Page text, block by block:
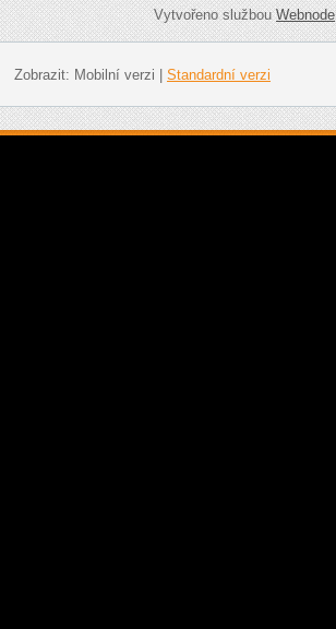
Vytvořeno službouWebnode
Zobrazit: Mobilní verzi Standardní verzi